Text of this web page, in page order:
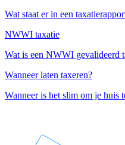
Wat staat er in een
NWWI taxatie
Wat is een NWWI gevalideerd
Wanneer laten taxeren?
Wanneer is het slim om je huis